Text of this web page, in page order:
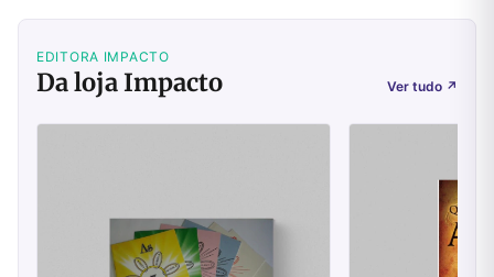
EDITORA IMPACTO
Da loja Impacto Ver tudo ↗